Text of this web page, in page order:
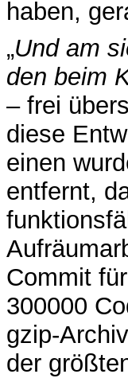
haben,
„Und am
den beim
– frei
diese
einen
entfernt,
Commit
300000
gzip-Archiv
der